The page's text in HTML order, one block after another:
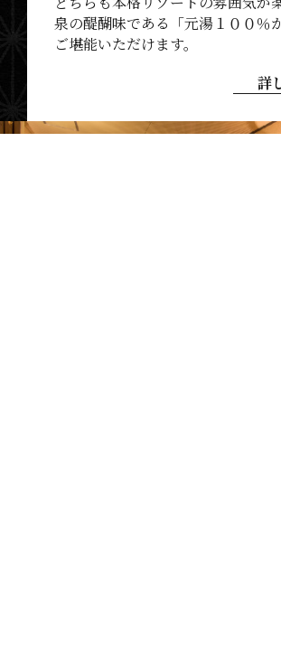
泉の醍醐味である「元湯１００％
ご堪能いただけます。
詳